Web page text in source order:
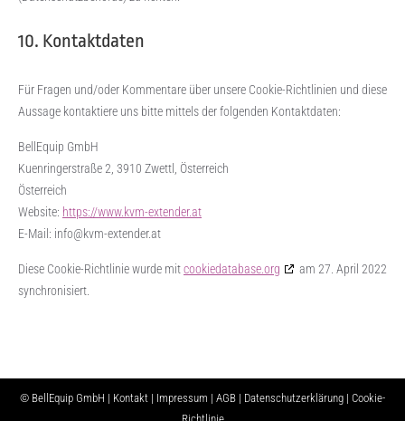
10. Kontaktdaten
Für Fragen und/oder Kommentare über unsere Cookie-Richtlinien und diese
Aussage kontaktiere uns bitte mittels der folgenden Kontaktdaten:
BellEquip GmbH
Kuenringerstraße 2, 3910 Zwettl, Österreich
Österreich
Website: https://www.kvm-extender.at
E-Mail: info@kvm-extender.at
Diese Cookie-Richtlinie wurde mitcookiedatabase.org
am 27. April 2022
synchronisiert.
© BellEquip GmbH | Kontakt | Impressum | AGB | Datenschutzerklärung | Cookie-